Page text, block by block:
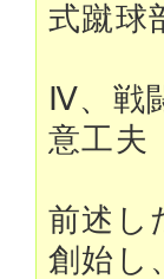
式蹴球
Ⅳ、戦
意工夫
前述し
創始し